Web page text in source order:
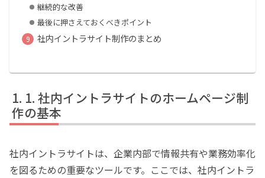
継続的な改善
最後に押さえておくべきポイント
社内イントラサイト制作のまとめ
1. 社内イントラサイトのホームページ制
作の基本
社内イントラサイトは、企業内部で情報共有や業務効率化
を図るための重要なツールです。ここでは、社内イントラ